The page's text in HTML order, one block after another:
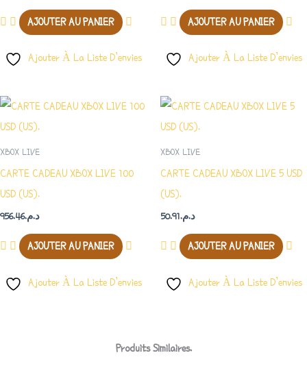
AJOUTER AU PANIER
Ajouter À La Liste D’envies
AJOUTER AU PANIER
Ajouter À La Liste D’envies
XBOX LIVE
CARTE CADEAU XBOX LIVE 100
USD (US).
د.م.956.46
AJOUTER AU PANIER
Ajouter À La Liste D’envies
XBOX LIVE
CARTE CADEAU XBOX LIVE 5 USD
(US).
د.م.50.91
AJOUTER AU PANIER
Ajouter À La Liste D’envies
Produits Similaires.